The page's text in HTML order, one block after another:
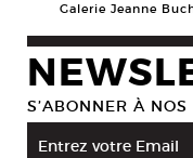
Galerie Jeanne
S’ABONNER À NOS